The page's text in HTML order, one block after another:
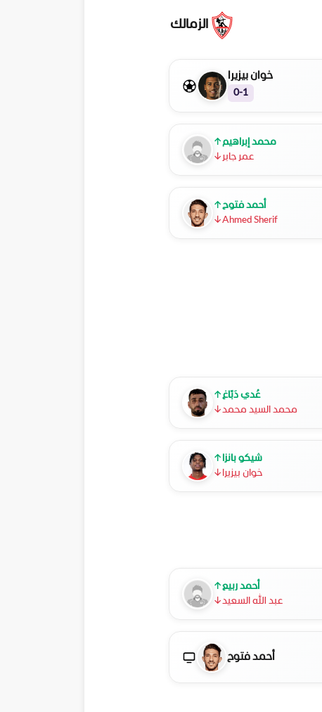
الزمالك
خوان بيزيرا
0-1
↑ محمد إبراهيم
↓ عمر جابر
↑أحمد فتوح
↓Ahmed Sherif
↑عُدي دَبّاغ
↓محمد السيد محمد
↑ شيكو بانزا
↓ خوان بيزيرا
↑أحمد ربيع
↓عبد الله السعيد
أحمد فتوح